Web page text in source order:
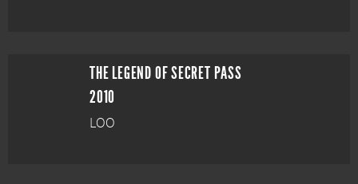
THE LEGEND OF SECRET PASS
2010
LOO